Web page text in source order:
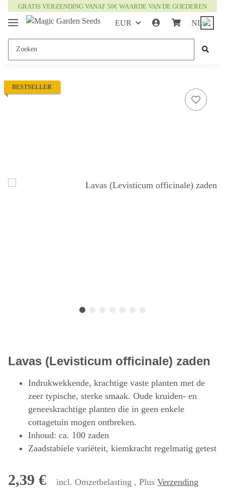
GRATIS VERZENDING VANAF 50€ WAARDE VAN DE GOEDEREN
EUR NL
BESTSELLER
Lavas (Levisticum officinale) zaden
Indrukwekkende, krachtige vaste planten met de
zeer typische, sterke smaak. Oude kruiden- en
geneeskrachtige planten die in geen enkele
cottagetuin mogen ontbreken.
Inhoud: ca. 100 zaden
Zaadstabiele variëteit, kiemkracht regelmatig getest
2,39 € incl. Omzetbelasting , Plus Verzending